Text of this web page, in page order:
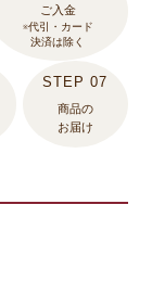
ご入金
※代引・カード
決済は除く
商品の
お届け